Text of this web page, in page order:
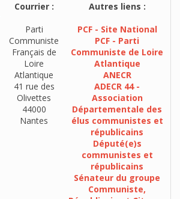
Courrier :
Parti
Communiste
Français de
Loire
Atlantique
41 rue des
Olivettes
44000
Nantes
Autres liens :
PCF - Site National
PCF - Parti
Communiste de Loire
Atlantique
ANECR
ADECR 44 -
Association
Départementale des
élus communistes et
républicains
Député(e)s
communistes et
républicains
Sénateur du groupe
Communiste,